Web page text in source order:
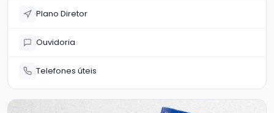
Plano Diretor
Ouvidoria
Telefones úteis